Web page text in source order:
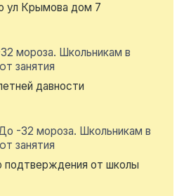
ул Крымова дом 7
мороза. Школьникам в
занятия
давности
-32 мороза. Школьникам в
занятия
подтверждения от школы